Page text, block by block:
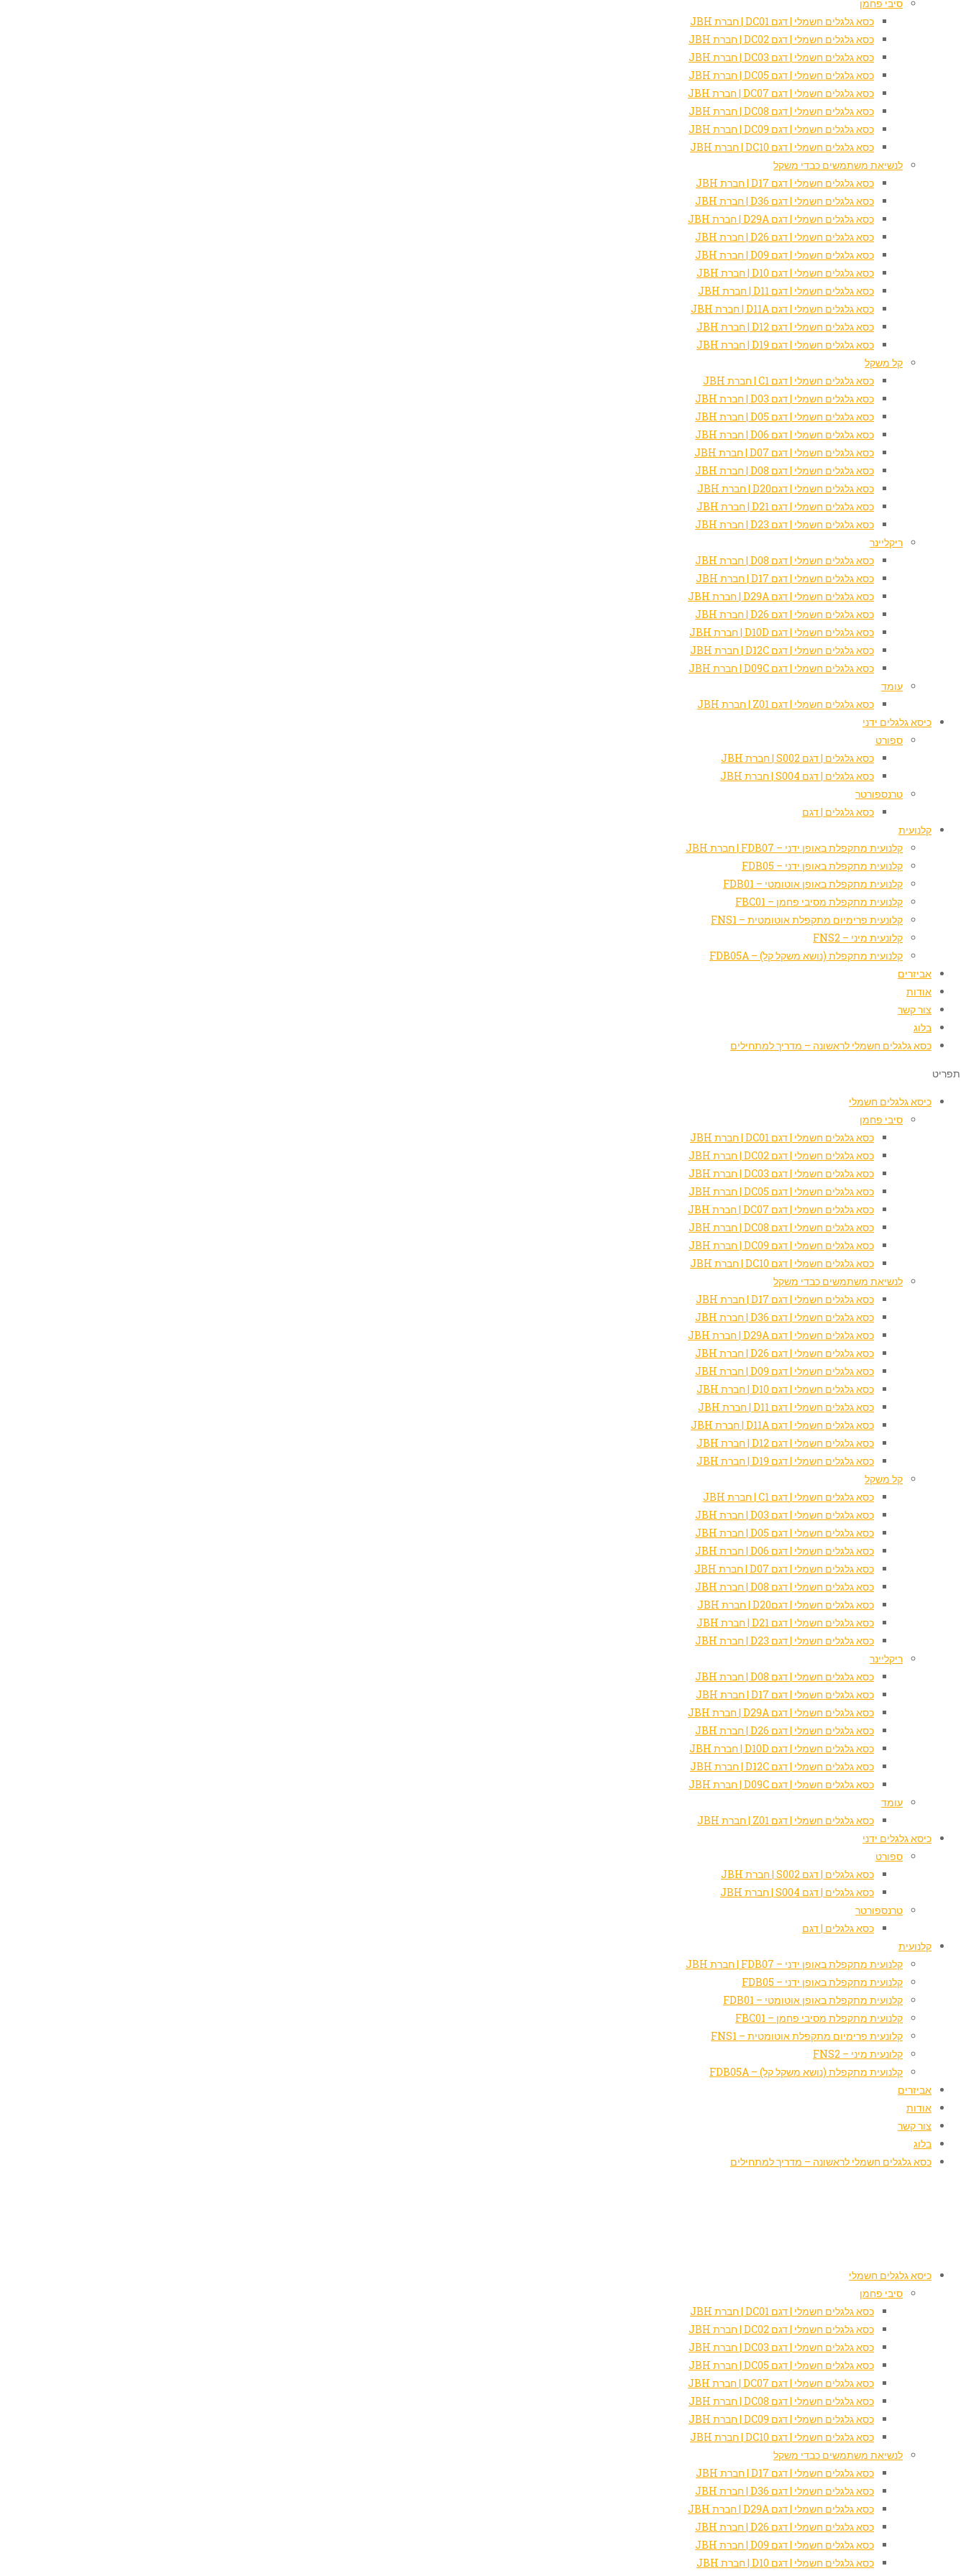
סיבי פחמן
כסא גלגלים חשמלי | דגם DC01 | חברת JBH
כסא גלגלים חשמלי | דגם DC02 | חברת JBH
כסא גלגלים חשמלי | דגם DC03 | חברת JBH
כסא גלגלים חשמלי | דגם DC05 | חברת JBH
כסא גלגלים חשמלי | דגם DC07 | חברת JBH
כסא גלגלים חשמלי | דגם DC08 | חברת JBH
כסא גלגלים חשמלי | דגם DC09 | חברת JBH
כסא גלגלים חשמלי | דגם DC10 | חברת JBH
לנשיאת משתמשים כבדי משקל
כסא גלגלים חשמלי | דגם D17 | חברת JBH
כסא גלגלים חשמלי | דגם D36 | חברת JBH
כסא גלגלים חשמלי | דגם D29A | חברת JBH
כסא גלגלים חשמלי | דגם D26 | חברת JBH
כסא גלגלים חשמלי | דגם D09 | חברת JBH
כסא גלגלים חשמלי | דגם D10 | חברת JBH
כסא גלגלים חשמלי | דגם D11 | חברת JBH
כסא גלגלים חשמלי | דגם D11A | חברת JBH
כסא גלגלים חשמלי | דגם D12 | חברת JBH
כסא גלגלים חשמלי | דגם D19 | חברת JBH
קל משקל
כסא גלגלים חשמלי | דגם C1 | חברת JBH
כסא גלגלים חשמלי | דגם D03 | חברת JBH
כסא גלגלים חשמלי | דגם D05 | חברת JBH
כסא גלגלים חשמלי | דגם D06 | חברת JBH
כסא גלגלים חשמלי | דגם D07 | חברת JBH
כסא גלגלים חשמלי | דגם D08 | חברת JBH
כסא גלגלים חשמלי | דגםD20 | חברת JBH
כסא גלגלים חשמלי | דגם D21 | חברת JBH
כסא גלגלים חשמלי | דגם D23 | חברת JBH
ריקליינר
כסא גלגלים חשמלי | דגם D08 | חברת JBH
כסא גלגלים חשמלי | דגם D17 | חברת JBH
כסא גלגלים חשמלי | דגם D29A | חברת JBH
כסא גלגלים חשמלי | דגם D26 | חברת JBH
כסא גלגלים חשמלי | דגם D10D | חברת JBH
כסא גלגלים חשמלי | דגם D12C | חברת JBH
כסא גלגלים חשמלי | דגם D09C | חברת JBH
עומד
כסא גלגלים חשמלי | דגם Z01 | חברת JBH
כיסא גלגלים ידני
ספורט
כסא גלגלים | דגם S002 | חברת JBH
כסא גלגלים | דגם S004 | חברת JBH
טרנספורטר
כסא גלגלים | דגם
קלנועית
קלנועית מתקפלת באופן ידני – FDB07 | חברת JBH
קלנועית מתקפלת באופן ידני – FDB05
קלנועית מתקפלת באופן אוטומטי – FDB01
קלנועית מתקפלת מסיבי פחמן – FBC01
קלונעית פרימיום מתקפלת אוטומטית – FNS1
קלונעית מיני – FNS2
קלנועית מתקפלת (נושא משקל קל) – FDB05A
אביזרים
אודות
צור קשר
בלוג
כסא גלגלים חשמלי לראשונה – מדריך למתחילים
תפריט
כיסא גלגלים חשמלי
סיבי פחמן
כסא גלגלים חשמלי | דגם DC01 | חברת JBH
כסא גלגלים חשמלי | דגם DC02 | חברת JBH
כסא גלגלים חשמלי | דגם DC03 | חברת JBH
כסא גלגלים חשמלי | דגם DC05 | חברת JBH
כסא גלגלים חשמלי | דגם DC07 | חברת JBH
כסא גלגלים חשמלי | דגם DC08 | חברת JBH
כסא גלגלים חשמלי | דגם DC09 | חברת JBH
כסא גלגלים חשמלי | דגם DC10 | חברת JBH
לנשיאת משתמשים כבדי משקל
כסא גלגלים חשמלי | דגם D17 | חברת JBH
כסא גלגלים חשמלי | דגם D36 | חברת JBH
כסא גלגלים חשמלי | דגם D29A | חברת JBH
כסא גלגלים חשמלי | דגם D26 | חברת JBH
כסא גלגלים חשמלי | דגם D09 | חברת JBH
כסא גלגלים חשמלי | דגם D10 | חברת JBH
כסא גלגלים חשמלי | דגם D11 | חברת JBH
כסא גלגלים חשמלי | דגם D11A | חברת JBH
כסא גלגלים חשמלי | דגם D12 | חברת JBH
כסא גלגלים חשמלי | דגם D19 | חברת JBH
קל משקל
כסא גלגלים חשמלי | דגם C1 | חברת JBH
כסא גלגלים חשמלי | דגם D03 | חברת JBH
כסא גלגלים חשמלי | דגם D05 | חברת JBH
כסא גלגלים חשמלי | דגם D06 | חברת JBH
כסא גלגלים חשמלי | דגם D07 | חברת JBH
כסא גלגלים חשמלי | דגם D08 | חברת JBH
כסא גלגלים חשמלי | דגםD20 | חברת JBH
כסא גלגלים חשמלי | דגם D21 | חברת JBH
כסא גלגלים חשמלי | דגם D23 | חברת JBH
ריקליינר
כסא גלגלים חשמלי | דגם D08 | חברת JBH
כסא גלגלים חשמלי | דגם D17 | חברת JBH
כסא גלגלים חשמלי | דגם D29A | חברת JBH
כסא גלגלים חשמלי | דגם D26 | חברת JBH
כסא גלגלים חשמלי | דגם D10D | חברת JBH
כסא גלגלים חשמלי | דגם D12C | חברת JBH
כסא גלגלים חשמלי | דגם D09C | חברת JBH
עומד
כסא גלגלים חשמלי | דגם Z01 | חברת JBH
כיסא גלגלים ידני
ספורט
כסא גלגלים | דגם S002 | חברת JBH
כסא גלגלים | דגם S004 | חברת JBH
טרנספורטר
כסא גלגלים | דגם
קלנועית
קלנועית מתקפלת באופן ידני – FDB07 | חברת JBH
קלנועית מתקפלת באופן ידני – FDB05
קלנועית מתקפלת באופן אוטומטי – FDB01
קלנועית מתקפלת מסיבי פחמן – FBC01
קלונעית פרימיום מתקפלת אוטומטית – FNS1
קלונעית מיני – FNS2
קלנועית מתקפלת (נושא משקל קל) – FDB05A
אביזרים
אודות
צור קשר
בלוג
כסא גלגלים חשמלי לראשונה – מדריך למתחילים
כיסא גלגלים חשמלי
סיבי פחמן
כסא גלגלים חשמלי | דגם DC01 | חברת JBH
כסא גלגלים חשמלי | דגם DC02 | חברת JBH
כסא גלגלים חשמלי | דגם DC03 | חברת JBH
כסא גלגלים חשמלי | דגם DC05 | חברת JBH
כסא גלגלים חשמלי | דגם DC07 | חברת JBH
כסא גלגלים חשמלי | דגם DC08 | חברת JBH
כסא גלגלים חשמלי | דגם DC09 | חברת JBH
כסא גלגלים חשמלי | דגם DC10 | חברת JBH
לנשיאת משתמשים כבדי משקל
כסא גלגלים חשמלי | דגם D17 | חברת JBH
כסא גלגלים חשמלי | דגם D36 | חברת JBH
כסא גלגלים חשמלי | דגם D29A | חברת JBH
כסא גלגלים חשמלי | דגם D26 | חברת JBH
כסא גלגלים חשמלי | דגם D09 | חברת JBH
כסא גלגלים חשמלי | דגם D10 | חברת JBH